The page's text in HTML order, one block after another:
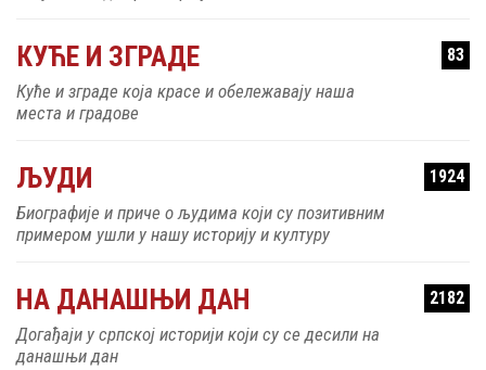
КУЋЕ И ЗГРАДЕ 83
Куће и зграде која красе и обележавају наша
места и градове
ЉУДИ 1924
Биографије и приче о људима који су позитивним
примером ушли у нашу историју и културу
НА ДАНАШЊИ ДАН 2182
Догађаји у српској историји који су се десили на
данашњи дан